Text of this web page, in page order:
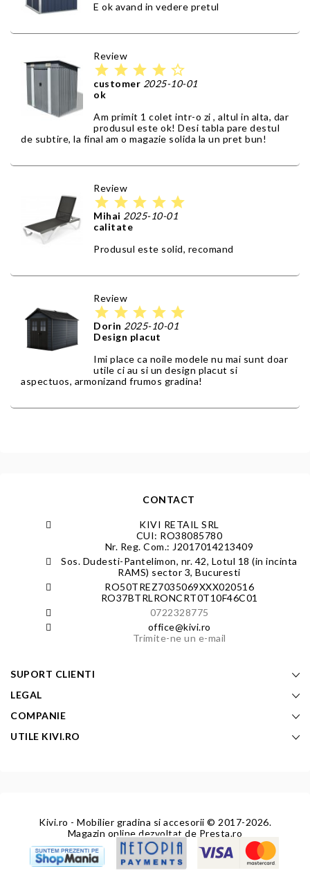
E ok avand in vedere pretul
Review
star star star star star_border
customer 2025-10-01
ok
Am primit 1 colet intr-o zi , altul in alta, dar
produsul este ok! Desi tabla pare destul
de subtire, la final am o magazie solida la un pret bun!
Review
star star star star star
Mihai 2025-10-01
calitate
Produsul este solid, recomand
Review
star star star star star
Dorin 2025-10-01
Design placut
Imi place ca noile modele nu mai sunt doar
utile ci au si un design placut si
aspectuos, armonizand frumos gradina!
CONTACT
KIVI RETAIL SRL
CUI: RO38085780
Nr. Reg. Com.: J2017014213409
Sos. Dudesti-Pantelimon, nr. 42, Lotul 18 (in incinta
RAMS) sector 3, Bucuresti
RO50TREZ7035069XXX020516
RO37BTRLRONCRT0T10F46C01
0722328775
office@kivi.ro
Trimite-ne un e-mail
SUPORT CLIENTI
LEGAL
COMPANIE
UTILE KIVI.RO
Kivi.ro - Mobilier gradina si accesorii © 2017-2026.
Magazin online dezvoltat de Presta.ro